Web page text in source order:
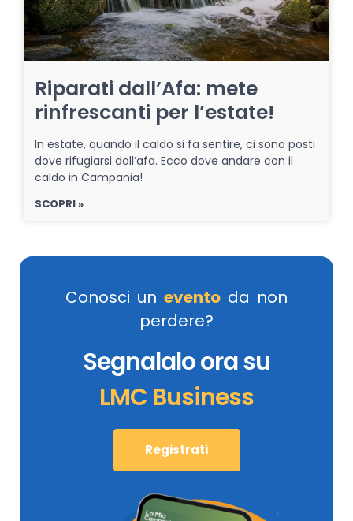
Riparati dall’Afa: mete
rinfrescanti per l’estate!
In estate, quando il caldo si fa sentire, ci sono posti
dove rifugiarsi dall’afa. Ecco dove andare con il
caldo in Campania!
SCOPRI »
Conosci un evento da non
perdere?
Segnalalo ora su
LMC Business
Registrati